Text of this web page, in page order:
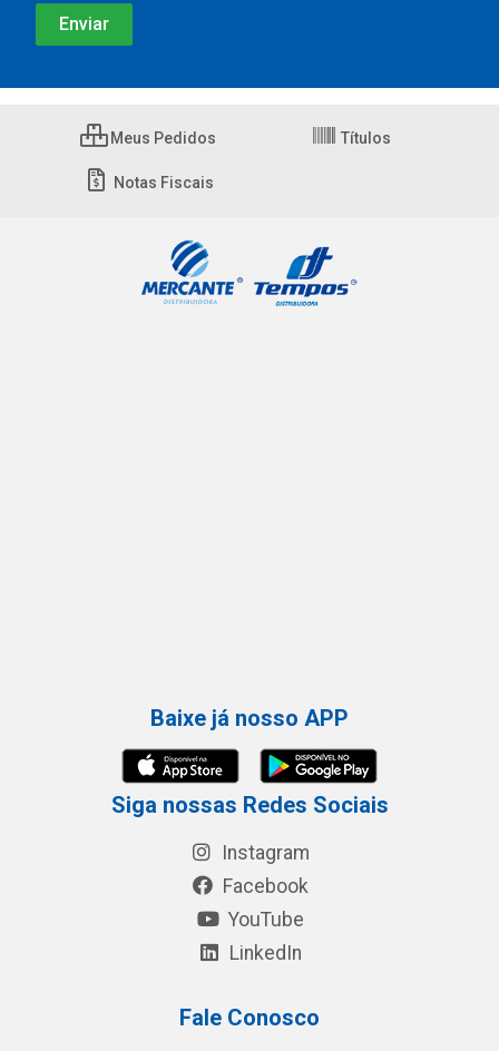
Meus Pedidos Títulos
Notas Fiscais
Baixe já nosso APP
Siga nossas Redes Sociais
Instagram
Facebook
YouTube
LinkedIn
Fale Conosco